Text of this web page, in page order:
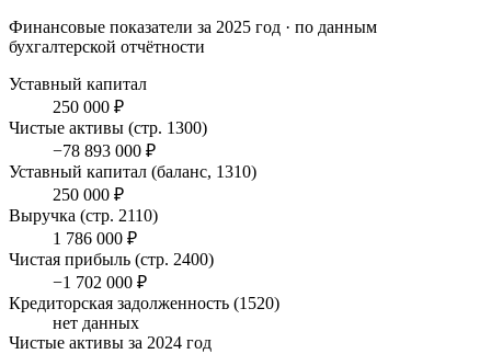
Финансовые показатели за 2025 год · по данным
бухгалтерской отчётности
Уставный капитал
250 000 ₽
Чистые активы (стр. 1300)
−78 893 000 ₽
Уставный капитал (баланс, 1310)
250 000 ₽
Выручка (стр. 2110)
1 786 000 ₽
Чистая прибыль (стр. 2400)
−1 702 000 ₽
Кредиторская задолженность (1520)
нет данных
Чистые активы за 2024 год